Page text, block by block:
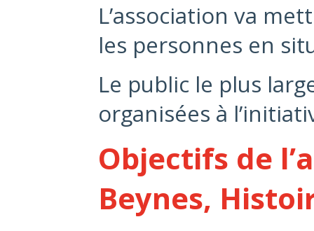
L’association va
les personnes en
Le public le plus
organisées à
Objectifs de
Beynes,